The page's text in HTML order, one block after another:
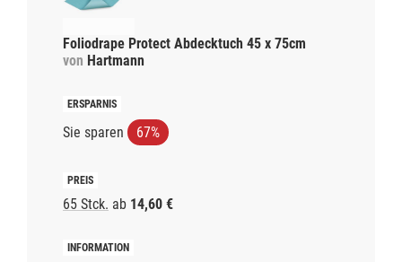
Foliodrape Protect Abdecktuch 45 x 75cm
von Hartmann
Sie sparen 67%
65 Stck. ab 14,60 €